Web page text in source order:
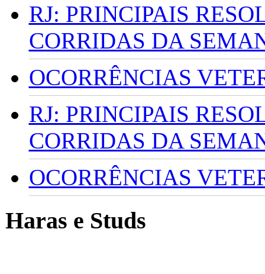
RJ: PRINCIPAIS
CORRIDAS DA
OCORRÊNCIAS
RJ: PRINCIPAIS
CORRIDAS DA
OCORRÊNCIAS
Haras e Studs